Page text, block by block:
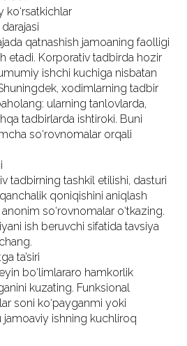
ko‘rsatkichlar
qatnashish jamoaning faolligi
etadi. Korporativ tadbirda hozir
ishchi kuchiga nisbatan
xodimlarning tadbir
ularning tanlovlarda,
tadbirlarda ishtiroki. Buni
so‘rovnomalar orqali
tadbirning tashkil etilishi, dasturi
qoniqishini aniqlash
so‘rovnomalar o‘tkazing.
ish beruvchi sifatida tavsiya
ta’siri
bo‘limlararo hamkorlik
kuzating. Funksional
soni ko‘payganmi yoki
jamoaviy ishning kuchliroq